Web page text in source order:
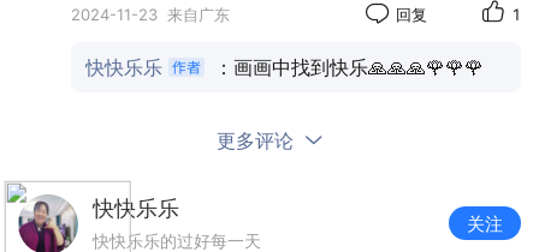
2024-11-23 来自广东 回复 1
快快乐乐 ：画画中找到快乐🙏🙏🙏🌹🌹🌹
更多评论
快快乐乐
快快乐乐的过好每一天
关注